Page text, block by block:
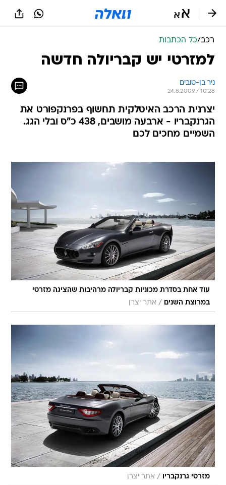
רכב/כל הכתבות
למזרטי יש קבריולה חדשה
ניר בן-טובים
24.8.2009 / 10:28
יצרנית הרכב האיטלקית תחשוף בפרנקפורט את
הגרנקבריו - ארבעה מושבים, 438 כ"ס ובלי הגג.
השמיים מחכים לכם
עוד אחת בסדרת מכוניות קבריולה מרהיבות שהציגה מזרטי
במרוצת השנים
/ אתר יצרן
מזרטי גרנקבריו / אתר יצרן